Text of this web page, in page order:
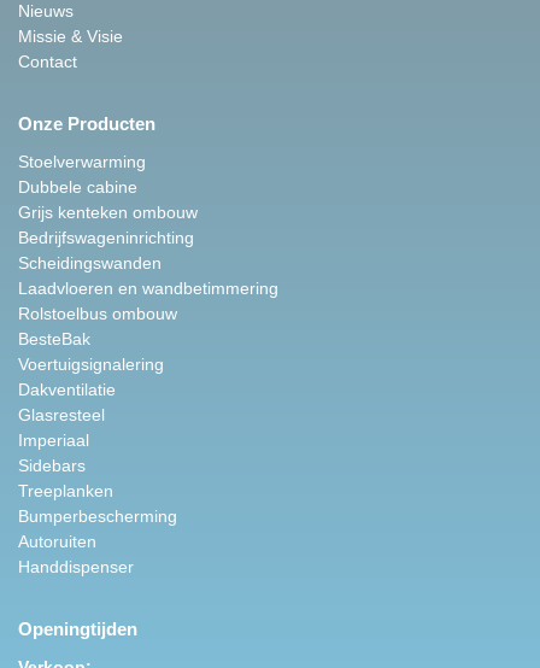
Nieuws
Missie & Visie
Contact
Onze Producten
Stoelverwarming
Dubbele cabine
Grijs kenteken ombouw
Bedrijfswageninrichting
Scheidingswanden
Laadvloeren en wandbetimmering
Rolstoelbus ombouw
BesteBak
Voertuigsignalering
Dakventilatie
Glasresteel
Imperiaal
Sidebars
Treeplanken
Bumperbescherming
Autoruiten
Handdispenser
Openingtijden